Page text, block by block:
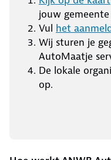
jouw
Vul het
Wij sturen je
AutoMaatje
De lokale
op.